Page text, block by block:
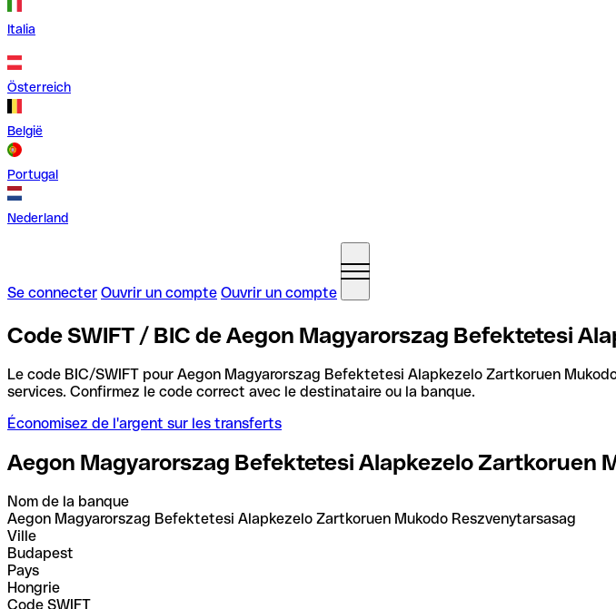
Italia
Österreich
België
Portugal
Nederland
Se connecter Ouvrir un compte Ouvrir un compte
Code SWIFT / BIC de Aegon Magyarorszag Befektetesi
Le code BIC/SWIFT pour Aegon Magyarorszag Befektetesi Alapkezelo Zartkoruen
services. Confirmez le code correct avec le destinataire ou la banque.
Économisez de l'argent sur les transferts
Aegon Magyarorszag Befektetesi Alapkezelo Zartkoruen
Nom de la banque
Aegon Magyarorszag Befektetesi Alapkezelo Zartkoruen Mukodo Reszvenytarsasag
Ville
Budapest
Pays
Hongrie
Code SWIFT